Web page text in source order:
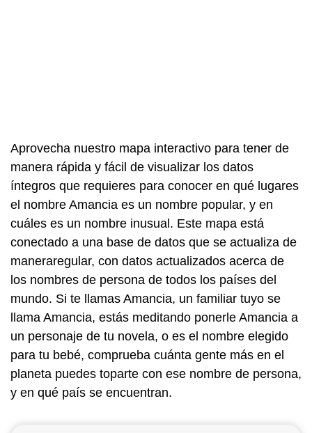
Aprovecha nuestro mapa interactivo para tener de
manera rápida y fácil de visualizar los datos
íntegros que requieres para conocer en qué lugares
el nombre Amancia es un nombre popular, y en
cuáles es un nombre inusual. Este mapa está
conectado a una base de datos que se actualiza de
maneraregular, con datos actualizados acerca de
los nombres de persona de todos los países del
mundo. Si te llamas Amancia, un familiar tuyo se
llama Amancia, estás meditando ponerle Amancia a
un personaje de tu novela, o es el nombre elegido
para tu bebé, comprueba cuánta gente más en el
planeta puedes toparte con ese nombre de persona,
y en qué país se encuentran.